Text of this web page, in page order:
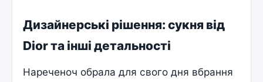
Дизайнерські рішення: сукня від
Dior та інші детальності
Нареченоч обрала для свого дня вбрання